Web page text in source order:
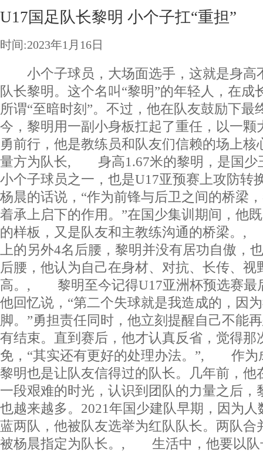
U17国足队长黎明 小个子扛“重担”
时间:2023年1月16日
小个子球员，大场面选手，这就是身高
队长黎明。这个名叫“黎明”的年轻人，在成
所谓“至暗时刻”。不过，他在队友鼓励下最
今，黎明用一副小身板扛起了重任，以一颗
勇前行，他是教练员和队友们信赖的场
量方为队长, 身高1.67米的黎明，是国少
小个子球员之一，也是U17亚预赛上攻防转
杨晨的话说，“作为前锋与后卫之间的桥梁
着承上启下的作用。”在国少集训期间，他
的样板，又是队友和主教练沟通的桥梁
上的另外4名后腰，黎明并没有居功自傲，
后腰，他认为自己在身材、对抗、长传、视
高。, 黎明至今记得U17亚洲杯预选赛最
他回忆说，“第二个失球就是我造成的，因
脚。”勇担责任同时，他立刻提醒自己不能
有结束。直到赛后，他才认真反省，觉得那
免，“其实还有更好的处理办法。”, 作为
黎明也是让队友信得过的队长。几年前，他
一段艰难的时光，认识到团队的力量之后，
也越来越多。2021年国少建队早期，因为
蓝两队，他被队友选举为红队队长。两队合
被杨晨指定为队长。, 生活中，他要以队